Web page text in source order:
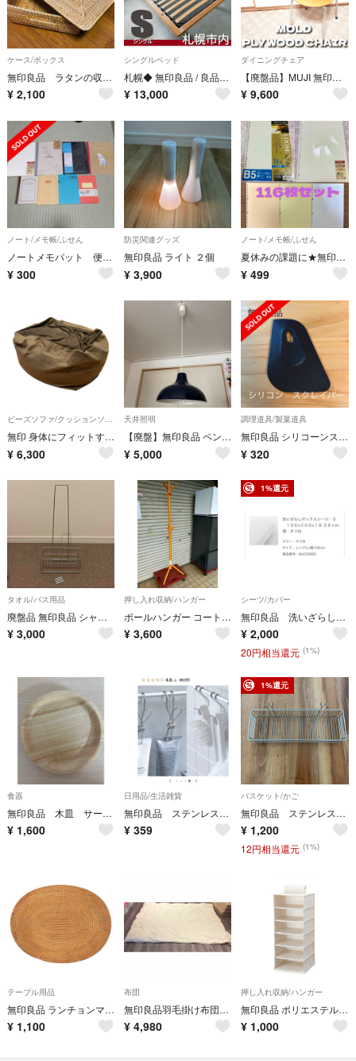
ケース/ボックス
無印良品 ラタンの収納ボックス
¥ 2,100
シングルベッド
札幌◆ 無印良品 / 良品計画 ◆ ウッドスプリング式 ベッドフレーム ◆ スラットベース シングル
¥ 13,000
ダイニングチェア
【廃盤品】MUJI 無印良品 ダイニングチェア プライウッド 希少
¥ 9,600
ノート/メモ帳/ふせん
ノートメモパット 便せんレターセット
¥ 300
防災関連グッズ
無印良品 ライト ２個
¥ 3,900
ノート/メモ帳/ふせん
夏休みの課題に★無印etc＊A4&B5ルーズリーフ116枚セット
¥ 499
ビーズソファ/クッションソファ
無印 身体にフィットする 人をダメにする ソファ ビーズクッション 大 茶色
¥ 6,300
天井照明
【廃盤】無印良品 ペンダントライト ネイビー 36cm 2016年製
¥ 5,000
調理道具/製菓道具
無印良品 シリコーンスクレーパー 長さ11cm
¥ 320
タオル/バス用品
廃盤品 無印良品 シャワーラック 2段 吊り下げタイプ ステンレス
¥ 3,000
押し入れ収納/ハンガー
ポールハンガー コートスタンド 無印良品 48-42-174
¥ 3,600
1%還元
シーツ/カバー
無印良品 洗いざらしボックスシーツ・Ｓ１００×２００×１８‐２８ｃｍ用・オフ白 カラー：オフ白 サイズ：シングル/幅100cm
¥ 2,000
20円相当還元 (1%)
食器
無印良品 木皿 サークルプレート
¥ 1,600
日用品/生活雑貨
無印良品 ステンレス ひっかけるワイヤークリップ
¥ 359
1%還元
バスケット/かご
無印良品 ステンレス ワイヤートレー 水切りカゴ用
¥ 1,200
12円相当還元 (1%)
テーブル用品
無印良品 ランチョンマット 3個セット
¥ 1,100
布団
無印良品羽毛掛け布団・D（ダブル）
¥ 4,980
押し入れ収納/ハンガー
無印良品 ポリエステル麻 シャツホルダー
¥ 1,000